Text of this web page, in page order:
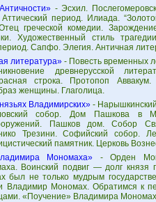
- Эсхил.
период. Илиада.
греческой комедии.
Художественный стиль
Сапфо. Элегия. Античная
литература»- Повесть временных
древнерусской
строка. Протопоп
женщины. Глаголица.
Владимирских» -
собор. Дом Пашкова в
Пашков дом. Собор
Трезини. Софийский собор.
памятник. Церковь
Мономаха» - Орден
Воинский подвиг — долг
был не только мудрым
Мономах. Обратимся к
«Поучение» Владимира